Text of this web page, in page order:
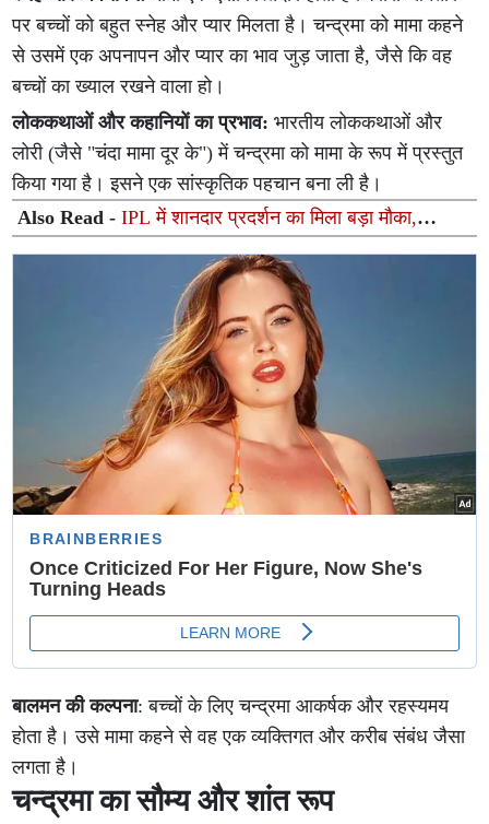
पर बच्चों को बहुत स्नेह और प्यार मिलता है। चन्द्रमा को मामा कहने
से उसमें एक अपनापन और प्यार का भाव जुड़ जाता है, जैसे कि वह
बच्चों का ख्याल रखने वाला हो।
लोककथाओं और कहानियों का प्रभाव:भारतीय लोककथाओं और
लोरी (जैसे "चंदा मामा दूर के") में चन्द्रमा को मामा के रूप में प्रस्तुत
किया गया है। इसने एक सांस्कृतिक पहचान बना ली है।
Also Read -IPL में शानदार प्रदर्शन का मिला बड़ा मौका,
हैम्पशायर के लिए वनडे कप खेलेंगे आशुतोष शर्मा
बालमन की कल्पना: बच्चों के लिए चन्द्रमा आकर्षक और रहस्यमय
होता है। उसे मामा कहने से वह एक व्यक्तिगत और करीब संबंध जैसा
लगता है।
चन्द्रमा का सौम्य और शांत रूप